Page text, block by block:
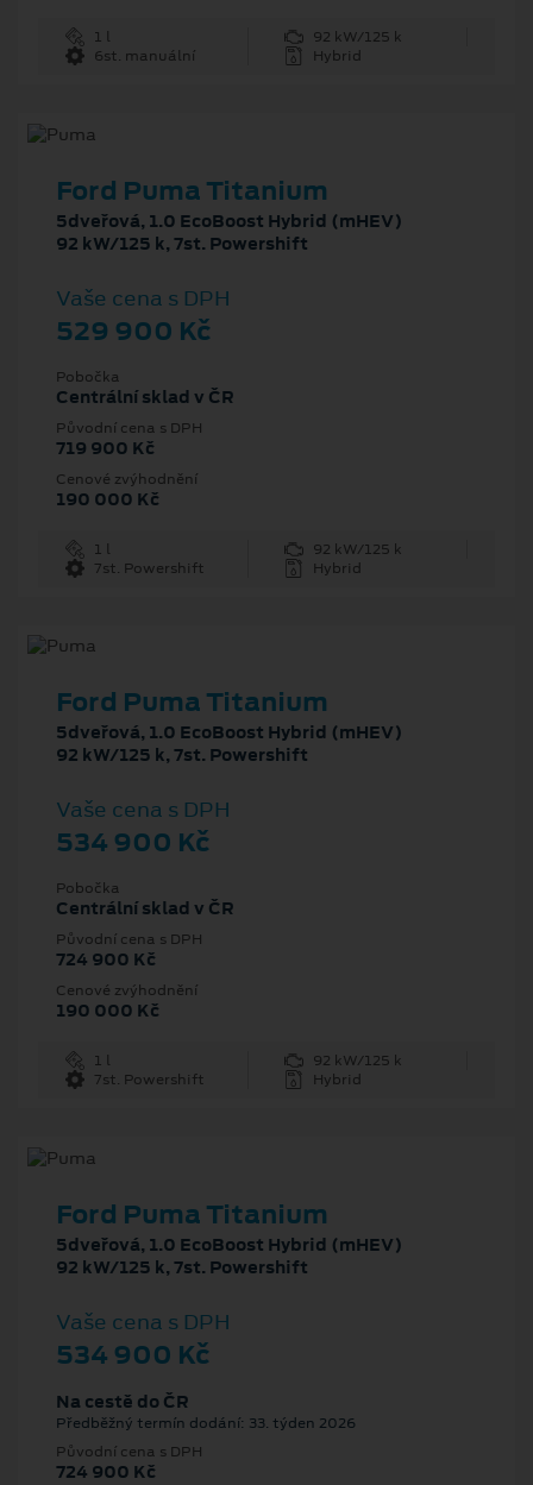
1 l
92 kW/125 k
6st. manuální
Hybrid
Ford Puma Titanium
5dveřová, 1.0 EcoBoost Hybrid (mHEV)
92 kW/125 k, 7st. Powershift
Vaše cena s DPH
529 900 Kč
Pobočka
Centrální sklad v ČR
Původní cena s DPH
719 900 Kč
Cenové zvýhodnění
190 000 Kč
1 l
92 kW/125 k
7st. Powershift
Hybrid
Ford Puma Titanium
5dveřová, 1.0 EcoBoost Hybrid (mHEV)
92 kW/125 k, 7st. Powershift
Vaše cena s DPH
534 900 Kč
Pobočka
Centrální sklad v ČR
Původní cena s DPH
724 900 Kč
Cenové zvýhodnění
190 000 Kč
1 l
92 kW/125 k
7st. Powershift
Hybrid
Ford Puma Titanium
5dveřová, 1.0 EcoBoost Hybrid (mHEV)
92 kW/125 k, 7st. Powershift
Vaše cena s DPH
534 900 Kč
Na cestě do ČR
Předběžný termín dodání: 33. týden 2026
Původní cena s DPH
724 900 Kč